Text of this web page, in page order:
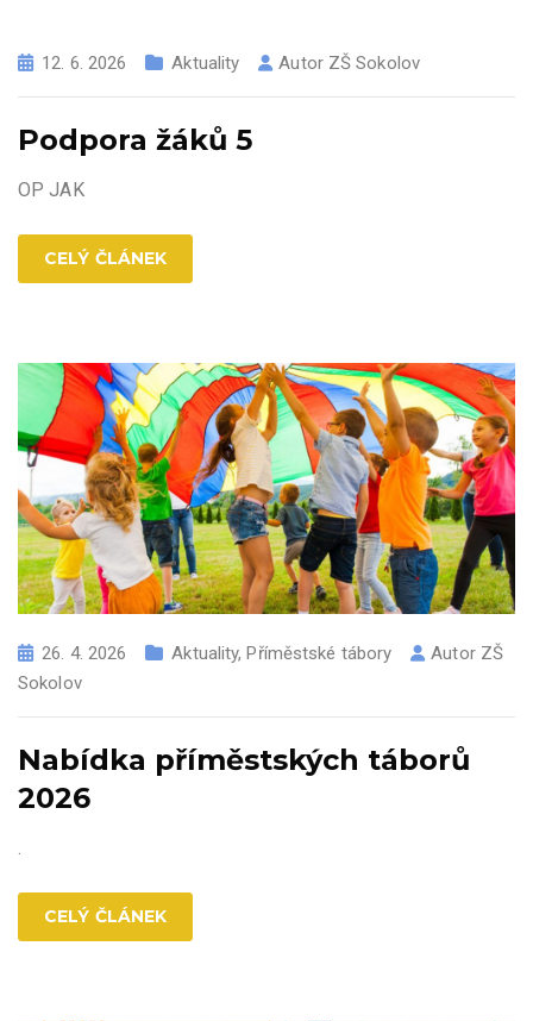
12. 6. 2026 Aktuality Autor ZŠ Sokolov
Podpora žáků 5
OP JAK
CELÝ ČLÁNEK
26. 4. 2026 Aktuality,Příměstské tábory Autor ZŠ
Sokolov
Nabídka příměstských táborů
2026
.
CELÝ ČLÁNEK